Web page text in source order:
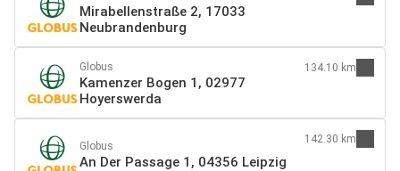
Mirabellenstraße 2, 17033
Neubrandenburg
Globus
Kamenzer Bogen 1, 02977
Hoyerswerda
134.10 km
Globus
An Der Passage 1, 04356 Leipzig
142.30 km